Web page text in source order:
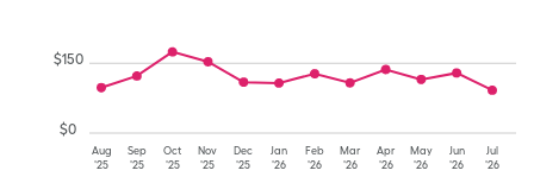
Aug
'25
Sep
'25
Oct
'25
Nov
'25
Dec
'25
Jan
'26
Feb
'26
Mar
'26
Apr
'26
May
'26
Jun
'26
Jul
'26
$0
$150